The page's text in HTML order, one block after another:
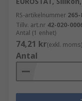
RS-artikelnummer
Tillv. art.nr 42-020-
Antal (1 enhet)
74,21 kr(exkl. moms)
Antal